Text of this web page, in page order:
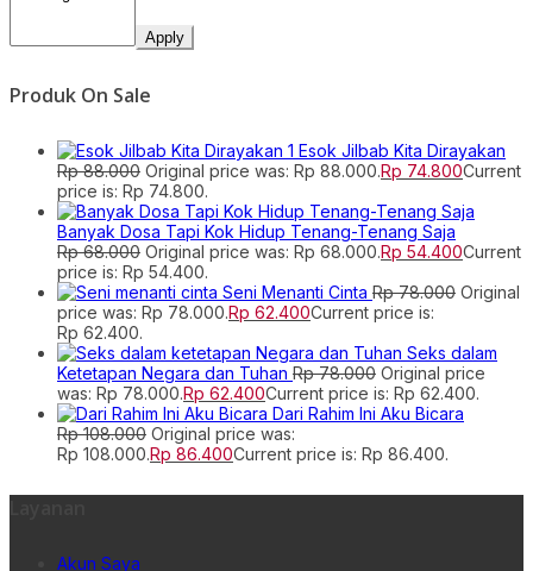
Apply
Produk On Sale
Esok Jilbab Kita Dirayakan
Rp88.000 Original price was: Rp 88.000.Rp 74.800Current
price is: Rp 74.800.
Banyak Dosa Tapi Kok Hidup Tenang-Tenang Saja
Rp68.000 Original price was: Rp 68.000.Rp 54.400Current
price is: Rp 54.400.
Seni Menanti Cinta Rp78.000 Original
price was: Rp 78.000.Rp 62.400Current price is:
Rp 62.400.
Seks dalam
Ketetapan Negara dan Tuhan Rp78.000 Original price
was: Rp 78.000.Rp 62.400Current price is: Rp 62.400.
Dari Rahim Ini Aku Bicara
Rp108.000 Original price was:
Rp 108.000.Rp 86.400Current price is: Rp 86.400.
Akun Saya